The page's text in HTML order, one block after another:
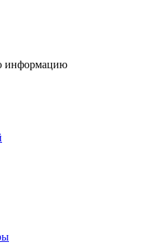
информацию